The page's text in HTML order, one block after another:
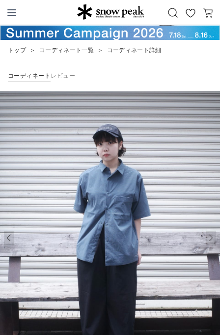
Snow Peak
お
気
カ
ー
トップ ＞ コーディネート一覧 ＞ コーディネート詳細
コーディネート レビュー